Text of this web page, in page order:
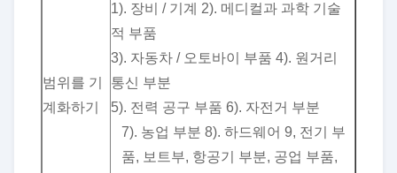
범위를 기
계화하기
1). 장비 / 기계 2). 메디컬과 과학 기술
적 부품
3). 자동차 / 오토바이 부품 4). 원거리
통신 부분
5). 전력 공구 부품 6). 자전거 부분
7). 농업 부분 8). 하드웨어 9, 전기 부
품, 보트부, 항공기 부분, 공업 부품,